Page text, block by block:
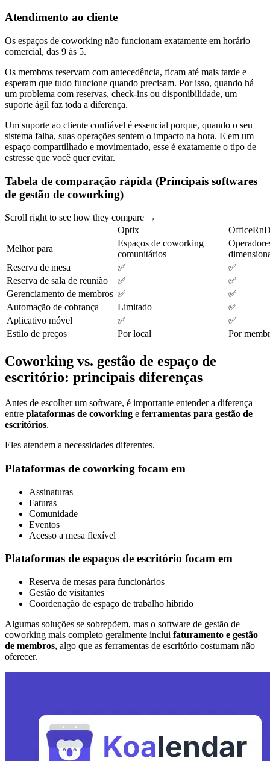
Atendimento ao cliente
Os espaços de coworking não funcionam exatamente em horário
comercial, das 9 às 5.
Os membros reservam com antecedência, ficam até mais tarde e
esperam que tudo funcione quando precisam. Por isso, quando há
um problema com reservas, check-ins ou disponibilidade, um
suporte ágil faz toda a diferença.
Um suporte ao cliente confiável é essencial porque, quando o seu
sistema falha, suas operações sentem o impacto na hora. E em um
espaço compartilhado e movimentado, esse é exatamente o tipo de
estresse que você quer evitar.
Tabela de comparação rápida (Principais softwares
de gestão de coworking)
Scroll right to see how they compare →
Optix
Melhor para
Espaços de coworking
comunitários
Reserva de mesa
✅
✅
Reserva de sala de reunião
✅
✅
Gerenciamento de membros ✅
✅
Automação de cobrança
Limitado
✅
Aplicativo móvel
✅
✅
Estilo de preços
Por local Por
Coworking vs. gestão de espaço de
escritório: principais diferenças
Antes de escolher um software, é importante entender a diferença
entre plataformas de coworking e ferramentas para gestão de
escritórios.
Eles atendem a necessidades diferentes.
Plataformas de coworking focam em
Assinaturas
Faturas
Comunidade
Eventos
Acesso a mesa flexível
Plataformas de espaços de escritório focam em
Reserva de mesas para funcionários
Gestão de visitantes
Coordenação de espaço de trabalho híbrido
Algumas soluções se sobrepõem, mas o software de gestão de
coworking mais completo geralmente inclui faturamento e gestão
de membros, algo que as ferramentas de escritório costumam não
oferecer.